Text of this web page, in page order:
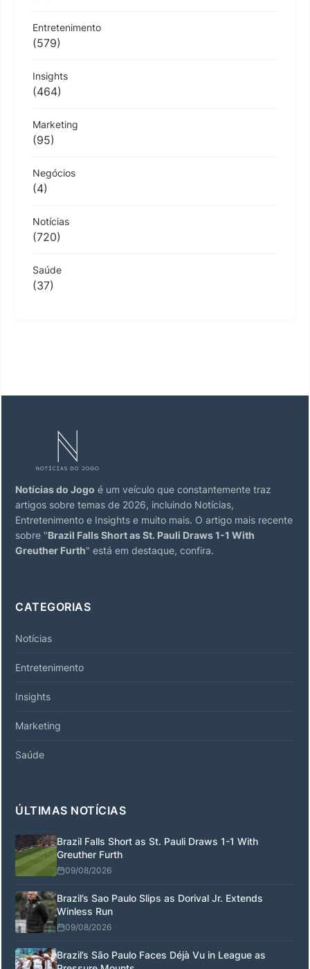
Entretenimento
(579)
Insights
(464)
Marketing
(95)
Negócios
(4)
Notícias
(720)
Saúde
(37)
Notícias do Jogo é um veículo que constantemente traz
artigos sobre temas de 2026, incluindo Notícias,
Entretenimento e Insights e muito mais. O artigo mais recente
sobre "Brazil Falls Short as St. Pauli Draws 1-1 With
Greuther Furth" está em destaque, confira.
CATEGORIAS
Notícias
Entretenimento
Insights
Marketing
Saúde
ÚLTIMAS NOTÍCIAS
Brazil Falls Short as St. Pauli Draws 1-1 With
Greuther Furth
09/08/2026
Brazil’s Sao Paulo Slips as Dorival Jr. Extends
Winless Run
09/08/2026
Brazil’s São Paulo Faces Déjà Vu in League as